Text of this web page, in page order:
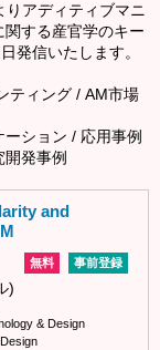
りアディティブマニ
する産官学のキー
発信いたします。
ティング / AM市場
ション / 応用事例
発事例
and
事前登録
無料
)
& Design